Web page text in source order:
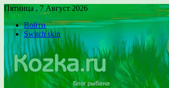
Пятница , 7 Август 2026
Войти
Switch skin